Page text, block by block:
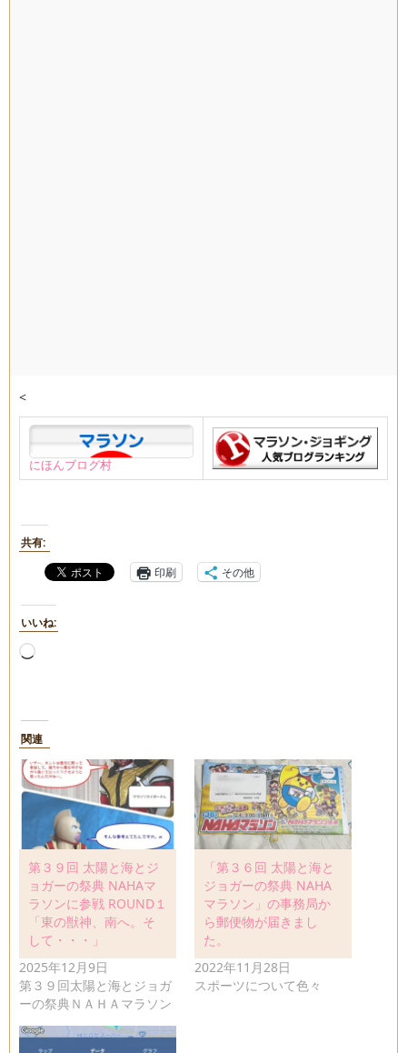
<
にほんブログ村
共有:
印刷
その他
いいね:
読
中…
関連
第３９回 太陽と海とジ
ョガーの祭典 NAHAマ
ラソンに参戦 ROUND１
「東の獣神、南へ。そ
して・・・」
2025年12月9日
第３９回太陽と海とジョガ
ーの祭典ＮＡＨＡマラソン
「第３６回 太陽と海と
ジョガーの祭典 NAHA
マラソン」の事務局か
ら郵便物が届きまし
た。
2022年11月28日
スポーツについて色々